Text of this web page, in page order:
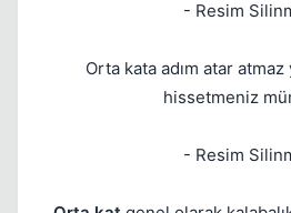
- Resim
Orta kata adım atar atmaz
hissetmeniz
- Resim